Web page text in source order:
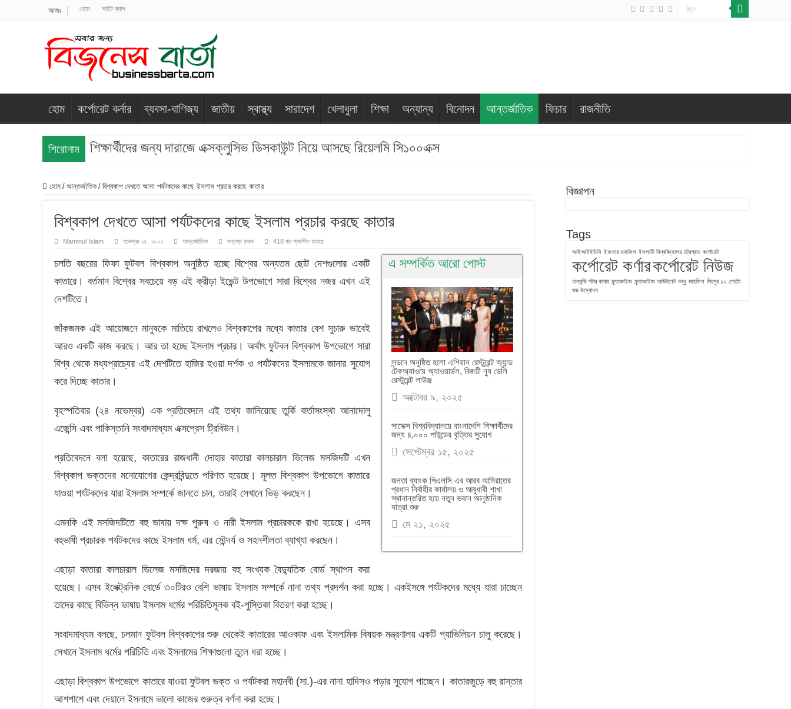
আজঃ হোম সাইট ম্যাপ
হোম কর্পোরেট কর্নার ব্যবসা-বাণিজ্য জাতীয় স্বাস্থ্য সারাদেশ খেলাধুলা শিক্ষা অন্যান্য বিনোদন আন্তর্জাতিক ফিচার রাজনীতি
শিরোনাম শিক্ষার্থীদের জন্য দারাজে এক্সক্লুসিভ ডিসকাউন্ট নিয়ে আসছে রিয়েলমি সি১০০এক্স
হোম / আন্তর্জাতিক / বিশ্বকাপ দেখতে আসা পর্যটকদের কাছে ইসলাম প্রচার করছে কাতার
বিশ্বকাপ দেখতে আসা পর্যটকদের কাছে ইসলাম প্রচার করছে কাতার
Maminul Islam নভেম্বর ২৫, ২০২২ আন্তর্জাতিক মন্তব্য করুন 418 বার প্রদর্শিত হয়েছে
এ সম্পর্কিত আরো পোস্ট
লন্ডনে অনুষ্ঠিত হলো এশিয়ান রেস্টুরেন্ট অ্যান্ড
টেকঅ্যাওয়ে অ্যাওয়ার্ডস, বিজয়ী ন্যু ডেলি
রেস্টুরেন্ট লাউঞ্জ
অক্টোবর ৯, ২০২৫
সাসেক্স বিশ্ববিদ্যালয়ে বাংলাদেশি শিক্ষার্থীদের
জন্য ৪,০০০ পাউন্ডের বৃত্তির সুযোগ
সেপ্টেম্বর ১৫, ২০২৫
জনতা ব্যাংক পিএলসি এর আরব আমিরাতের
প্রধান নির্বাহীর কার্যালয় ও আবুধাবী শাখা
স্থানান্তরিত হয়ে নতুন ভবনে আনুষ্ঠানিক
যাত্রা শুরু
মে ২১, ২০২৫
চলতি বছরের ফিফা ফুটবল বিশ্বকাপ অনুষ্ঠিত হচ্ছে বিশ্বের অন্যতম ছোট দেশগুলোর একটি
কাতারে। বর্তমান বিশ্বের সবচেয়ে বড় এই ক্রীড়া ইভেন্ট উপভোগে সারা বিশ্বের নজর এখন এই
দেশটিতে।
জাঁকজমক এই আয়োজনে মানুষকে মাতিয়ে রাখলেও বিশ্বকাপের মধ্যে কাতার বেশ সুচারু ভাবেই
আরও একটি কাজ করছে। আর তা হচ্ছে ইসলাম প্রচার। অর্থাৎ ফুটবল বিশ্বকাপ উপভোগে সারা
বিশ্ব থেকে মধ্যপ্রাচ্যের এই দেশটিতে হাজির হওয়া দর্শক ও পর্যটকদের ইসলামকে জানার সুযোগ
করে দিচ্ছে কাতার।
বৃহস্পতিবার (২৪ নভেম্বর) এক প্রতিবেদনে এই তথ্য জানিয়েছে তুর্কি বার্তাসংস্থা আনাদোলু
এজেন্সি এবং পাকিস্তানি সংবাদমাধ্যম এক্সপ্রেস ট্রিবিউন।
প্রতিবেদনে বলা হয়েছে, কাতারের রাজধানী দোহার কাতারা কালচারাল ভিলেজ মসজিদটি এখন
বিশ্বকাপ ভক্তদের মনোযোগের কেন্দ্রবিন্দুতে পরিণত হয়েছে। মূলত বিশ্বকাপ উপভোগে কাতারে
যাওয়া পর্যটকদের যারা ইসলাম সম্পর্কে জানতে চান, তারাই সেখানে ভিড় করছেন।
এমনকি এই মসজিদটিতে বহু ভাষায় দক্ষ পুরুষ ও নারী ইসলাম প্রচারককে রাখা হয়েছে। এসব
বহুভাষী প্রচারক পর্যটকদের কাছে ইসলাম ধর্ম, এর সৌন্দর্য ও সহনশীলতা ব্যাখ্যা করছেন।
এছাড়া কাতারা কালচারাল ভিলেজ মসজিদের দরজায় বহু সংখ্যক বৈদ্যুতিক বোর্ড স্থাপন করা
হয়েছে। এসব ইলেক্ট্রনিক বোর্ডে ৩০টিরও বেশি ভাষায় ইসলাম সম্পর্কে নানা তথ্য প্রদর্শন করা হচ্ছে। একইসঙ্গে পর্যটকদের মধ্যে যারা চাচ্ছেন
তাদের কাছে বিভিন্ন ভাষায় ইসলাম ধর্মের পরিচিতিমূলক বই-পুস্তিকা বিতরণ করা হচ্ছে।
সংবাদমাধ্যম বলছে, চলমান ফুটবল বিশ্বকাপের শুরু থেকেই কাতারের আওকাফ এবং ইসলামিক বিষয়ক মন্ত্রণালয় একটি প্যাভিলিয়ন চালু করেছে।
সেখানে ইসলাম ধর্মের পরিচিতি এবং ইসলামের শিক্ষাগুলো তুলে ধরা হচ্ছে।
এছাড়া বিশ্বকাপ উপভোগে কাতারে যাওয়া ফুটবল ভক্ত ও পর্যটকরা মহানবী (সা.)-এর নানা হাদিসও পড়ার সুযোগ পাচ্ছেন। কাতারজুড়ে বহু রাস্তার
আশপাশে এবং দেয়ালে ইসলামে ভালো কাজের গুরুত্ব বর্ণনা করা হচ্ছে।
বিজ্ঞাপন
Tags
আইআইইউসি ইফতার মাহফিল ইসলামী বিশ্ববিদ্যালয় চট্রগ্রাম কর্পোরেট
কর্পোরেট কর্ণারকর্পোরেট নিউজ
ধানমন্ডি স্টার কাবাব ফ্র্যাঞ্চাইজ ফ্র্যাঞ্চাইজ আউটলেট বন্ধু মাহফিল মিরপুর ১২ লোটো
শুভ উদ্বোধন